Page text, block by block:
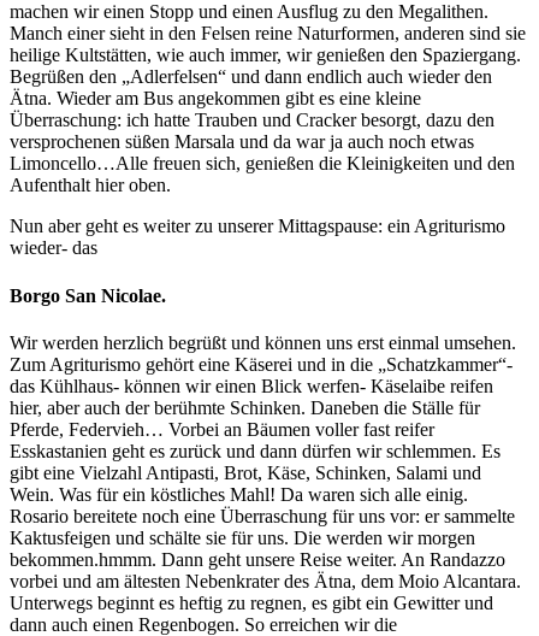
machen wir einen Stopp und einen Ausflug zu den Megalithen.
Manch einer sieht in den Felsen reine Naturformen, anderen sind sie
heilige Kultstätten, wie auch immer, wir genießen den Spaziergang.
Begrüßen den „Adlerfelsen“ und dann endlich auch wieder den
Ätna. Wieder am Bus angekommen gibt es eine kleine
Überraschung: ich hatte Trauben und Cracker besorgt, dazu den
versprochenen süßen Marsala und da war ja auch noch etwas
Limoncello…Alle freuen sich, genießen die Kleinigkeiten und den
Aufenthalt hier oben.
Nun aber geht es weiter zu unserer Mittagspause: ein Agriturismo
wieder- das
Borgo San Nicolae.
Wir werden herzlich begrüßt und können uns erst einmal umsehen.
Zum Agriturismo gehört eine Käserei und in die „Schatzkammer“-
das Kühlhaus- können wir einen Blick werfen- Käselaibe reifen
hier, aber auch der berühmte Schinken. Daneben die Ställe für
Pferde, Federvieh… Vorbei an Bäumen voller fast reifer
Esskastanien geht es zurück und dann dürfen wir schlemmen. Es
gibt eine Vielzahl Antipasti, Brot, Käse, Schinken, Salami und
Wein. Was für ein köstliches Mahl! Da waren sich alle einig.
Rosario bereitete noch eine Überraschung für uns vor: er sammelte
Kaktusfeigen und schälte sie für uns. Die werden wir morgen
bekommen.hmmm. Dann geht unsere Reise weiter. An Randazzo
vorbei und am ältesten Nebenkrater des Ätna, dem Moio Alcantara.
Unterwegs beginnt es heftig zu regnen, es gibt ein Gewitter und
dann auch einen Regenbogen. So erreichen wir die